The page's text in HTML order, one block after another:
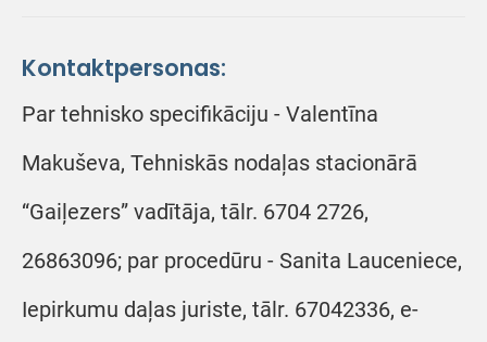
Kontaktpersonas:
Par tehnisko specifikāciju - Valentīna
Makuševa, Tehniskās nodaļas stacionārā
“Gaiļezers” vadītāja, tālr. 6704 2726,
26863096; par procedūru - Sanita Lauceniece,
Iepirkumu daļas juriste, tālr. 67042336, e-